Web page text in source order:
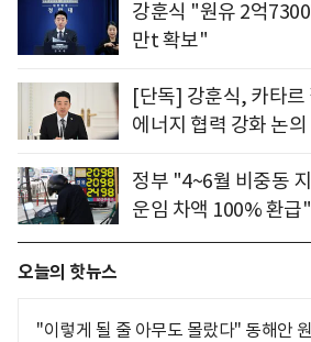
강훈식 "원유 2억
만t 확보"
[단독] 강훈식, 카타
에너지 협력 강화 논의
정부 "4~6월 비중동
운임 차액 100% 환급"
오늘의 핫뉴스
"이렇게 될 줄 아무도 몰랐다" 동해안